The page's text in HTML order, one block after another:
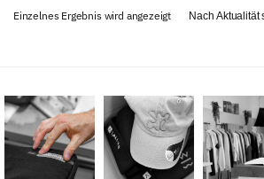
Einzelnes Ergebnis wird angezeigt